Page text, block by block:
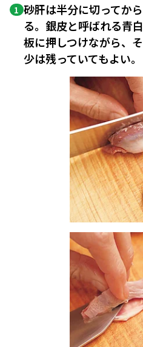
1 砂肝は半分に切ってか
る。銀皮と呼ばれる青
板に押しつけながら、
少は残っていてもよい。